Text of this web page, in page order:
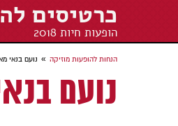
כרטיסים
הופעות חיות 2018
הנחות להופעות מוזיקה » נועם בנאי
נועם